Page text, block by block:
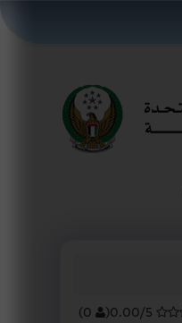
×
0.00/5
(
0
)